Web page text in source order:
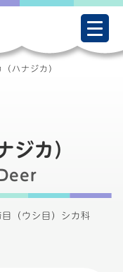
ハナジカ）
ジカ）
目（ウシ目）シカ科